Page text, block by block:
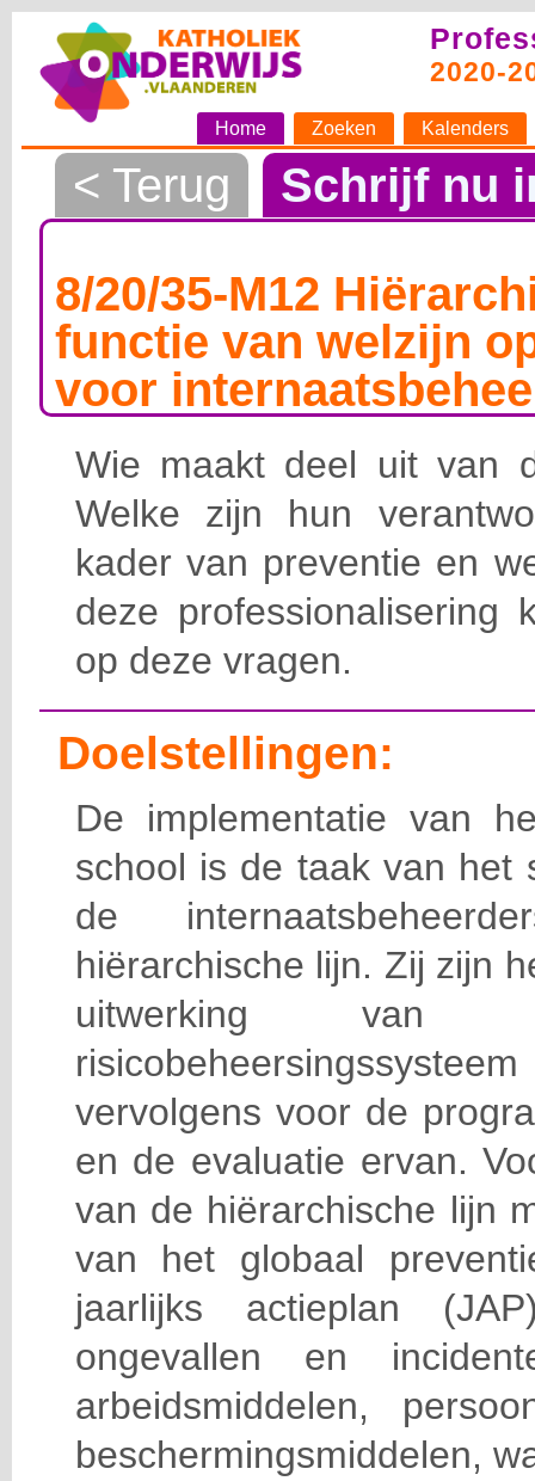
2020-
Home Zoeken Kalenders
< Terug Schrijf nu
8/20/35-M12
functie van welzijn
voor
Wie maakt deel uit van
Welke zijn hun
kader van preventie en
deze professionalisering
op deze vragen.
Doelstellingen:
De implementatie van
school is de taak van het
de
hiërarchische lijn. Zij zijn
uitwerking van
vervolgens voor de
en de evaluatie ervan.
van de hiërarchische lijn
van het globaal
jaarlijks actieplan
ongevallen en
arbeidsmiddelen,
beschermingsmiddelen,